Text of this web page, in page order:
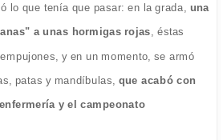
lo que tenía que pasar: en la grada, una
a unas hormigas rojas, éstas
y en un momento, se armó
patas y mandíbulas, que acabó con
y el campeonato